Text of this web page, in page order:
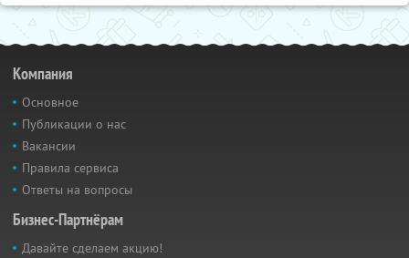
Компания
Основное
Публикации о нас
Вакансии
Правила сервиса
Ответы на вопросы
Бизнес-Партнёрам
Давайте сделаем акцию!